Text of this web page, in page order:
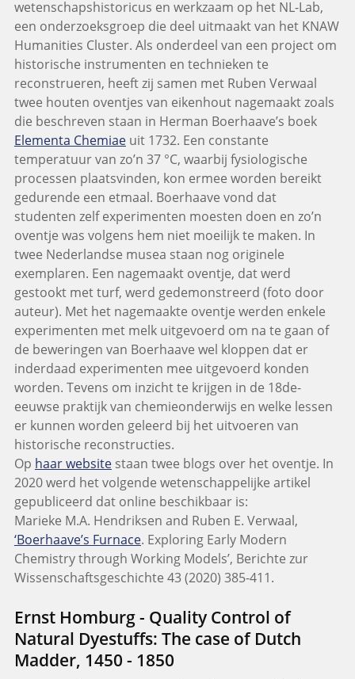
wetenschapshistoricus en werkzaam op het NL-Lab,
een onderzoeksgroep die deel uitmaakt van het KNAW
Humanities Cluster. Als onderdeel van een project om
historische instrumenten en technieken te
reconstrueren, heeft zij samen met Ruben Verwaal
twee houten oventjes van eikenhout nagemaakt zoals
die beschreven staan in Herman Boerhaave’s boek
Elementa Chemiaeuit 1732. Een constante
temperatuur van zo’n 37 °C, waarbij fysiologische
processen plaatsvinden, kon ermee worden bereikt
gedurende een etmaal. Boerhaave vond dat
studenten zelf experimenten moesten doen en zo’n
oventje was volgens hem niet moeilijk te maken. In
twee Nederlandse musea staan nog originele
exemplaren. Een nagemaakt oventje, dat werd
gestookt met turf, werd gedemonstreerd (foto door
auteur). Met het nagemaakte oventje werden enkele
experimenten met melk uitgevoerd om na te gaan of
de beweringen van Boerhaave wel kloppen dat er
inderdaad experimenten mee uitgevoerd konden
worden. Tevens om inzicht te krijgen in de 18de-
eeuwse praktijk van chemieonderwijs en welke lessen
er kunnen worden geleerd bij het uitvoeren van
historische reconstructies.
Op haar websitestaan twee blogs over het oventje. In
2020 werd het volgende wetenschappelijke artikel
gepubliceerd dat online beschikbaar is:
Marieke M.A. Hendriksen and Ruben E. Verwaal,
‘Boerhaave’s Furnace. Exploring Early Modern
Chemistry through Working Models’, Berichte zur
Wissenschaftsgeschichte 43 (2020) 385-411.
Ernst Homburg - Quality Control of
Natural Dyestuffs: The case of Dutch
Madder, 1450 - 1850